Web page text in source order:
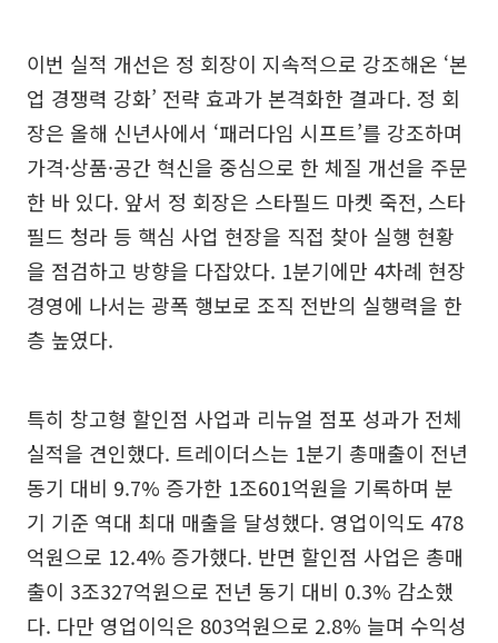
이번 실적 개선은 정 회장이 지속적으로 강조해온 ‘본
업 경쟁력 강화’ 전략 효과가 본격화한 결과다. 정 회
장은 올해 신년사에서 ‘패러다임 시프트’를 강조하며
가격·상품·공간 혁신을 중심으로 한 체질 개선을 주문
한 바 있다. 앞서 정 회장은 스타필드 마켓 죽전, 스타
필드 청라 등 핵심 사업 현장을 직접 찾아 실행 현황
을 점검하고 방향을 다잡았다. 1분기에만 4차례 현장
경영에 나서는 광폭 행보로 조직 전반의 실행력을 한
층 높였다.
특히 창고형 할인점 사업과 리뉴얼 점포 성과가 전체
실적을 견인했다. 트레이더스는 1분기 총매출이 전년
동기 대비 9.7% 증가한 1조601억원을 기록하며 분
기 기준 역대 최대 매출을 달성했다. 영업이익도 478
억원으로 12.4% 증가했다. 반면 할인점 사업은 총매
출이 3조327억원으로 전년 동기 대비 0.3% 감소했
다. 다만 영업이익은 803억원으로 2.8% 늘며 수익성